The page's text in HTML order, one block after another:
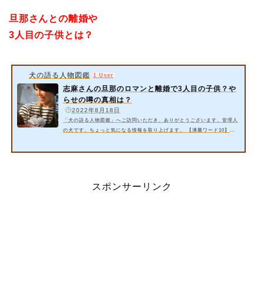
旦那さんとの離婚や
3人目の子供とは？
犬の語る人物図鑑 1 User
志麻さんの旦那のロマンと離婚で3人目の子供？や
らせの噂の真相は？
2022年8月18日
「犬の語る人物図鑑」へご訪問いただき、ありがとうございます。管理人
の犬です。ちょっと気になる情報を取り上げます。 【沸騰ワード10】に
スポンサーリンク